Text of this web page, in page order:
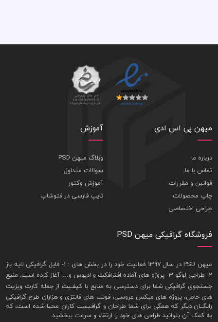
میهن پی اس ادی
درباره ما
تماس با ما
قوانین و مقررات
چاپ محصولات
طراحی اختصاصی
آموزش
وبلاگ میهن PSD
سوالات متداول
آموزش وکتور
تایپ فارسی در فتوشاپ
فروشگاه گرافیکی میهن PSD
ميهن PSD در سال 1397 فعاليت خود را در بخش های : 1-
فايل گرافيکی لايه باز
2- طراحی لوگو 3- پروژه هاي آماده افترافکت و اديوس و… آغاز کرده است. منبع
جستجوی گرافيکی شما برای دسترسی به منابع با کيفـيت از جملهکارت ويزيت
های خاص، پروژه های ميکس عروسی، فونت های فانتزی و هزاران طرح گرافیکی
رايگــان ديگر که همگی برای شما طراحان و گرافيست کاران محيا شده است، که
به کمک آن بتوانيد طراحی های خود را ارتقاء و سرعت ببخشيد.